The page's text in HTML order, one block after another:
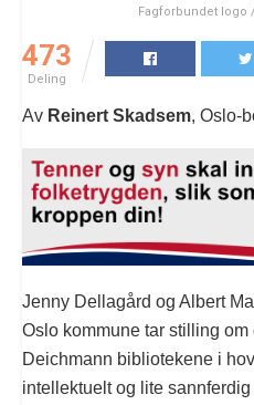
Fagforbundet logo
473
Deling
Av Reinert Skadsem, Oslo-
Jenny Dellagård og Albert
Oslo kommune tar stilling
Deichmann bibliotekene i
intellektuelt og lite